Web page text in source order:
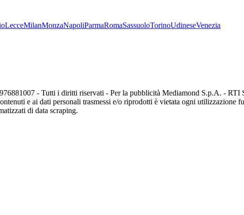
LecceMilanMonzaNapoliParmaRomaSassuoloTorinoUdineseVenezia
- Tutti i diritti riservati - Per la pubblicità Mediamond S.p.A. - RTI
e ai dati personali trasmessi e/o riprodotti è vietata ogni utilizzazione
di data scraping.